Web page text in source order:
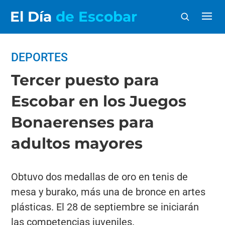
El Día de Escobar
DEPORTES
Tercer puesto para
Escobar en los Juegos
Bonaerenses para
adultos mayores
Obtuvo dos medallas de oro en tenis de
mesa y burako, más una de bronce en artes
plásticas. El 28 de septiembre se iniciarán
las competencias juveniles.